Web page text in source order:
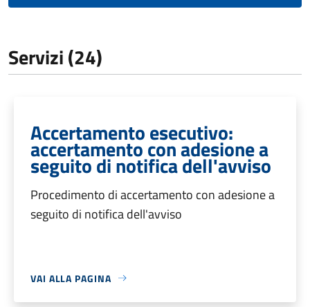
Servizi (24)
Accertamento esecutivo:
accertamento con adesione a
seguito di notifica dell'avviso
Procedimento di accertamento con adesione a
seguito di notifica dell'avviso
VAI ALLA PAGINA